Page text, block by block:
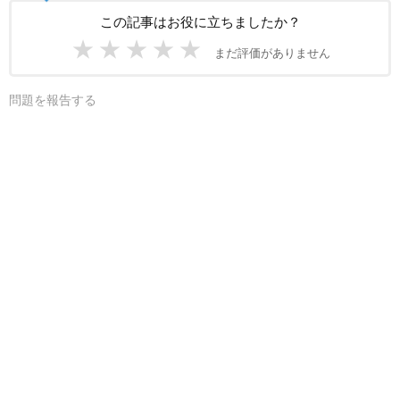
この記事はお役に立ちましたか？
★ ★ ★ ★ ★ まだ評価がありません
問題を報告する